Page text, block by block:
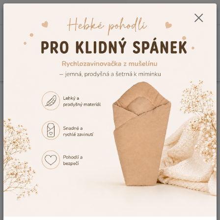
0,00 Kč
Vzorník výšivek
Výšivka č.24